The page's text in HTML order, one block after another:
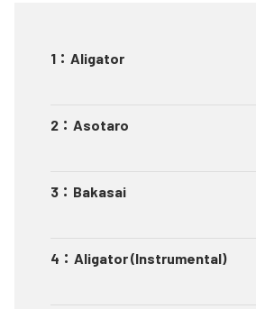
1 ： Aligator
2 ： Asotaro
3 ： Bakasai
4 ： Aligator (Instrumental)